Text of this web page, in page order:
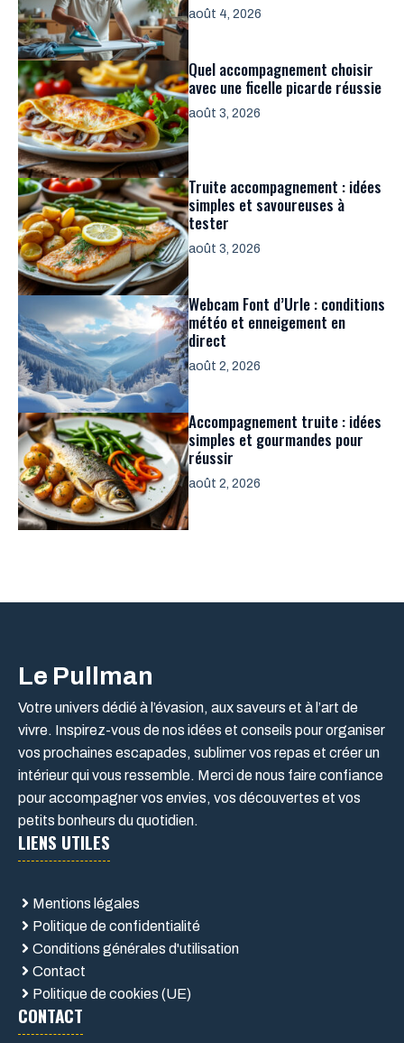
août 4, 2026
Quel accompagnement choisir
avec une ficelle picarde réussie
août 3, 2026
Truite accompagnement : idées
simples et savoureuses à
tester
août 3, 2026
Webcam Font d’Urle : conditions
météo et enneigement en
direct
août 2, 2026
Accompagnement truite : idées
simples et gourmandes pour
réussir
août 2, 2026
Le Pullman
Votre univers dédié à l’évasion, aux saveurs et à l’art de
vivre. Inspirez-vous de nos idées et conseils pour organiser
vos prochaines escapades, sublimer vos repas et créer un
intérieur qui vous ressemble. Merci de nous faire confiance
pour accompagner vos envies, vos découvertes et vos
petits bonheurs du quotidien.
LIENS UTILES
Mentions légales
Politique de confidentialité
Conditions générales d'utilisation
Contact
Politique de cookies (UE)
CONTACT